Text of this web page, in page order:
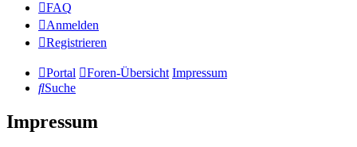
FAQ
Anmelden
Registrieren
Portal Foren-Übersicht Impressum
Suche
Impressum